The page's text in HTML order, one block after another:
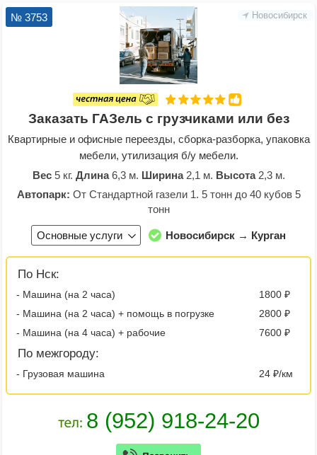
Новосибирск
№ 3753
Заказать ГАЗель с грузчиками или без
Квартирные и офисные переезды, сборка-разборка, упаковка
мебели, утилизация б/у мебели.
Вес5 кг. Длина6,3 м. Ширина2,1 м. Высота2,3 м.
Автопарк: От Стандартной газели 1. 5 тонн до 40 кубов 5
тонн
Основные услуги Новосибирск → Курган
По Нск:
- Машина (на 2 часа)
1800 ₽
- Машина (на 2 часа) + помощь в погрузке
2800 ₽
- Машина (на 4 часа) + рабочие
7600 ₽
По межгороду:
- Грузовая машина 24 ₽/км